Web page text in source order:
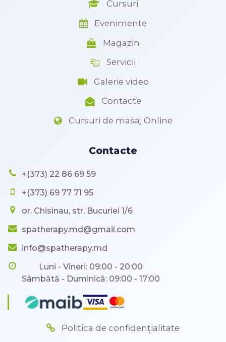
Cursuri
Evenimente
Magazin
Servicii
Galerie video
Contacte
Cursuri de masaj Online
Contacte
+(373) 22 86 69 59
+(373) 69 77 71 95
or. Chisinau, str. Bucuriei 1/6
spatherapy.md@gmail.com
info@spatherapy.md
Luni - Vineri: 09:00 - 20:00
Sâmbătă - Duminică: 09:00 - 17:00
Politica de confidențialitate